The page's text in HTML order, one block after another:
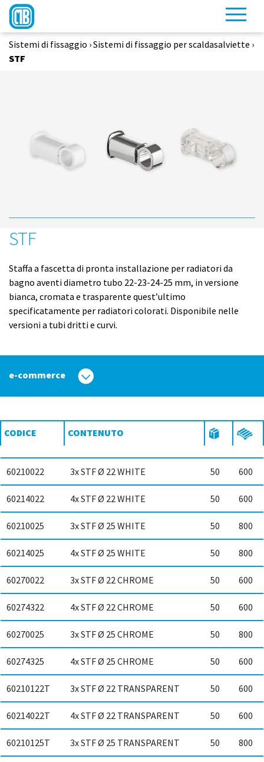
Sistemi di fissaggio ›Sistemi di fissaggio per scaldasalviette ›
STF
STF
Staffa a fascetta di pronta installazione per radiatori da
bagno aventi diametro tubo 22-23-24-25 mm, in versione
bianca, cromata e trasparente quest’ultimo
specificatamente per radiatori colorati. Disponibile nelle
versioni a tubi dritti e curvi.
e-commerce
CODICE CONTENUTO
60210022 3x STF Ø 22 WHITE 50 600
60214022 4x STF Ø 22 WHITE 50 600
60210025 3x STF Ø 25 WHITE 50 800
60214025 4x STF Ø 25 WHITE 50 800
60270022 3x STF Ø 22 CHROME 50 600
60274322 4x STF Ø 22 CHROME 50 600
60270025 3x STF Ø 25 CHROME 50 800
60274325 4x STF Ø 25 CHROME 50 600
60210122T 3x STF Ø 22 TRANSPARENT 50 600
60214022T 4x STF Ø 22 TRANSPARENT 50 600
60210125T 3x STF Ø 25 TRANSPARENT 50 800